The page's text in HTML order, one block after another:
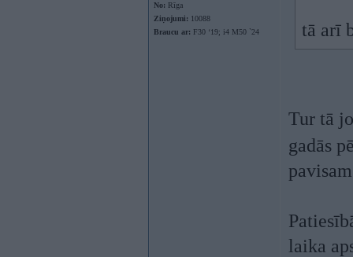
No: Rīga
Ziņojumi: 10088
Braucu ar: F30 ‘19; i4 M50 `24 tā arī
Tur tā
gadās
laika